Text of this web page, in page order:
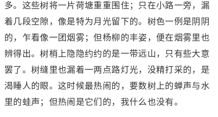
多。这些树将一片荷塘重重围住；只在小路一旁，漏
着几段空隙，像是特为月光留下的。树色一例是阴阴
的，乍看像一团烟雾；但杨柳的丰姿，便在烟雾里也
辨得出。树梢上隐隐约约的是一带远山，只有些大意
罢了。树缝里也漏着一两点路灯光，没精打采的，是
渴睡人的眼。这时候最热闹的，要数树上的蝉声与水
里的蛙声；但热闹是它们的，我什么也没有。